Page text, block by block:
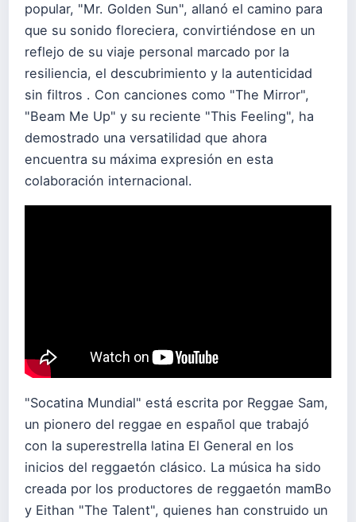
popular, "Mr. Golden Sun", allanó el camino para
que su sonido floreciera, convirtiéndose en un
reflejo de su viaje personal marcado por la
resiliencia, el descubrimiento y la autenticidad
sin filtros . Con canciones como "The Mirror",
"Beam Me Up" y su reciente "This Feeling", ha
demostrado una versatilidad que ahora
encuentra su máxima expresión en esta
colaboración internacional.
"Socatina Mundial" está escrita por Reggae Sam,
un pionero del reggae en español que trabajó
con la superestrella latina El General en los
inicios del reggaetón clásico. La música ha sido
creada por los productores de reggaetón mamBo
y Eithan "The Talent", quienes han construido un